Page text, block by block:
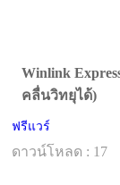
Winlink
คลื่นวิทยุได้)
ฟรีแวร์
ดาวน์โหลด : 17